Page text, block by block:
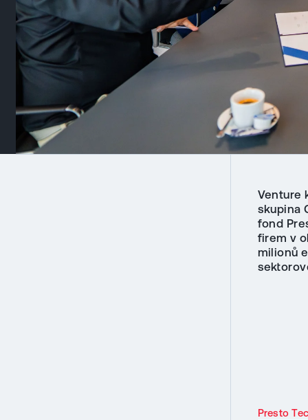
Venture
skupina
fond
firem v
milionů
Presto